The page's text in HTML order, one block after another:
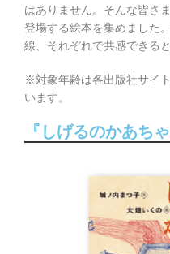
はありません。そんな皆さ
登場する絵本を集めました
線、それぞれで共感できる
※対象年齢は各出版社サイ
います。
『しげるのかあちゃ